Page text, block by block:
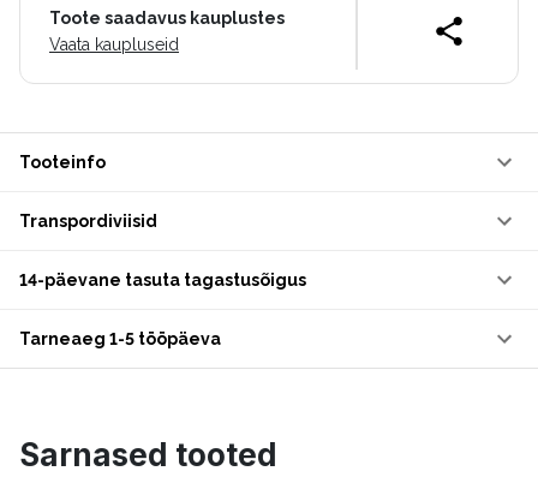
Toote saadavus kauplustes
Vaata kaupluseid
Tooteinfo
Transpordiviisid
14-päevane tasuta tagastusõigus
Tarneaeg 1-5 tööpäeva
Sarnased tooted